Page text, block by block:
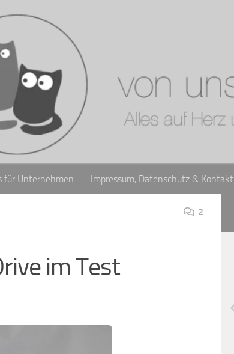
für Unternehmen Impressum, Datenschutz & Kontakt
2
im Test